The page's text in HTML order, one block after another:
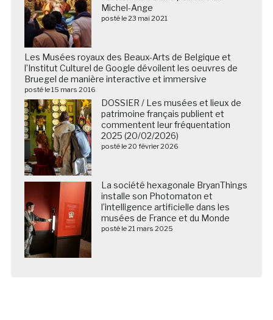
Michel-Ange
posté le 23 mai 2021
Les Musées royaux des Beaux-Arts de Belgique et
l’Institut Culturel de Google dévoilent les oeuvres de
Bruegel de manière interactive et immersive
posté le 15 mars 2016
DOSSIER / Les musées et lieux de
patrimoine français publient et
commentent leur fréquentation
2025 (20/02/2026)
posté le 20 février 2026
La société hexagonale BryanThings
installe son Photomaton et
l’intelligence artificielle dans les
musées de France et du Monde
posté le 21 mars 2025